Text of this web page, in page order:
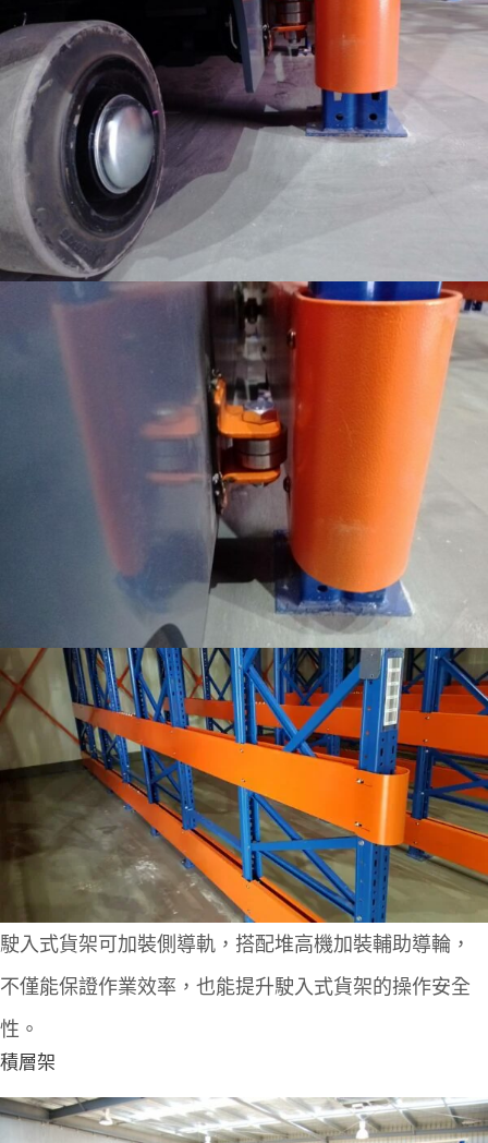
駛入式貨架可加裝側導軌，搭配堆高機加裝輔助導輪，
不僅能保證作業效率，也能提升駛入式貨架的操作安全
性。
積層架